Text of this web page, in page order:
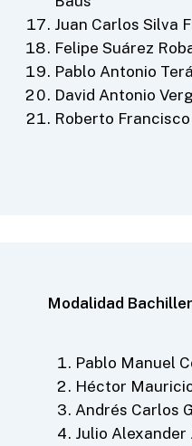
Juan Carlos Silva
Felipe Suárez
Pablo Antonio
David Antonio
Roberto
Modalidad
Pablo Manuel
Héctor
Andrés Carlos
Julio